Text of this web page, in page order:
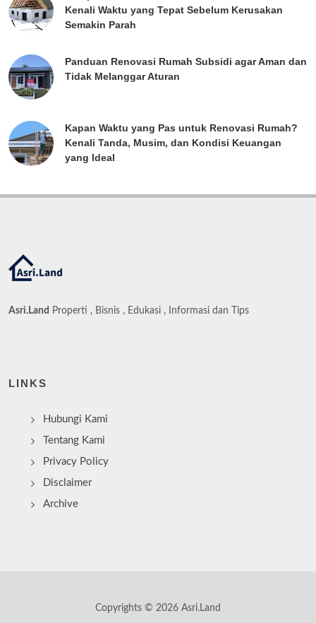
Kenali Waktu yang Tepat Sebelum Kerusakan
Semakin Parah
Panduan Renovasi Rumah Subsidi agar Aman dan
Tidak Melanggar Aturan
Kapan Waktu yang Pas untuk Renovasi Rumah?
Kenali Tanda, Musim, dan Kondisi Keuangan
yang Ideal
Asri.Land Properti , Bisnis , Edukasi , Informasi dan Tips
LINKS
Hubungi Kami
Tentang Kami
Privacy Policy
Disclaimer
Archive
Copyrights © 2026 Asri.Land